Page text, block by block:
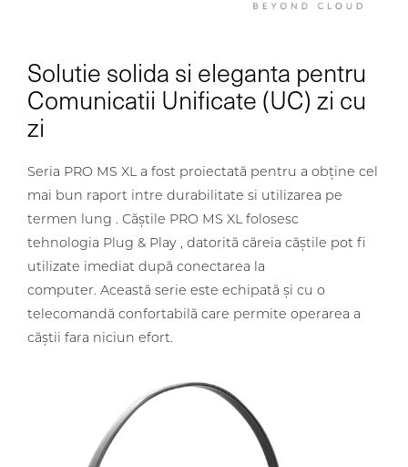
Solutie solida si eleganta pentru
Comunicatii Unificate (UC) zi cu
zi
Seria PRO MS XL a fost proiectată pentru a obține cel
mai bun raport intre durabilitate si utilizarea pe
termen lung . Căștile PRO MS XL folosesc
tehnologia Plug & Play , datorită căreia căștile pot fi
utilizate imediat după conectarea la
computer. Această serie este echipată și cu o
telecomandă confortabilă care permite operarea a
căștii fara niciun efort.